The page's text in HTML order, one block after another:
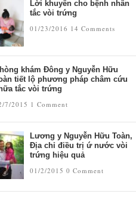
Lời khuyên cho bệnh nhân
tắc vòi trứng
01/23/2016 14 Comments
khám Đông y Nguyễn Hữu
tiết lộ phương pháp châm cứu
tắc vòi trứng
7/2015 1 Comment
Lương y Nguyễn Hữu Toàn,
Địa chỉ điều trị ứ nước vòi
trứng hiệu quả
01/2/2015 0 Comment